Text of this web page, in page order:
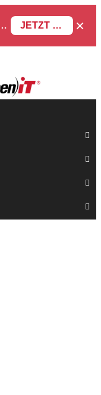
SOFTWARE IN SERVICENOW WEBINAR JETZT REGISTRIEREN ×